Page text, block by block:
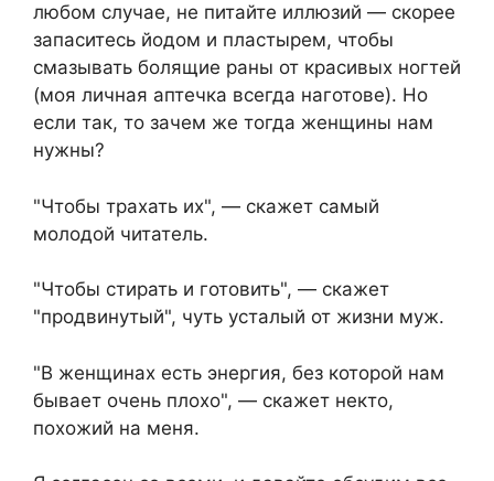
любом случае, не питайте иллюзий — скорее
запаситесь йодом и пластырем, чтобы
смазывать болящие раны от красивых ногтей
(моя личная аптечка всегда наготове). Но
если так, то зачем же тогда женщины нам
нужны?
"Чтобы трахать их", — скажет самый
молодой читатель.
"Чтобы стирать и готовить", — скажет
"продвинутый", чуть усталый от жизни муж.
"В женщинах есть энергия, без которой нам
бывает очень плохо", — скажет некто,
похожий на меня.